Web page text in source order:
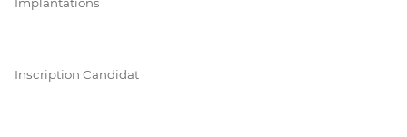
Inscription Candidat